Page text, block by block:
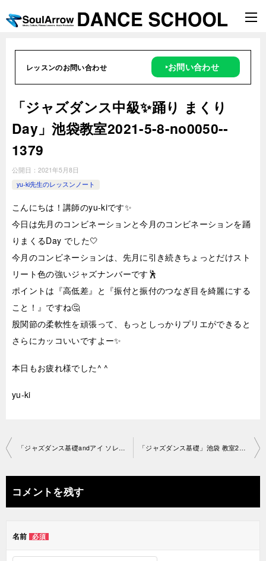
レッスンのお問い合わせ ‣お問い合わせ
「ジャズダンス中級✨踊り まくり
Day」池袋教室2021-5-8-no0050-­
1379
公開日： 2021年5月8日
yu-ki先生のレッスンノート
こんにちは！講師のyu-kiです✨
今日は先月のコンビネーションと今月のコンビネーションを踊
りまくるDay でした🤍
今月のコンビネーションは、先月に引き続きちょっとだけスト
リート色の強いジャズナンバーです🕺
ポイントは『高低差』と『振付と振付のつなぎ目を綺麗にする
こと！』ですね🤔
股関節の柔軟性を頑張って、もっとしっかりプリエができると
さらにカッコいいですよー✨
本日もお疲れ様でした^ ^
yu-ki
投
ナ
ビ
ー
コメントを残す
名前 必須